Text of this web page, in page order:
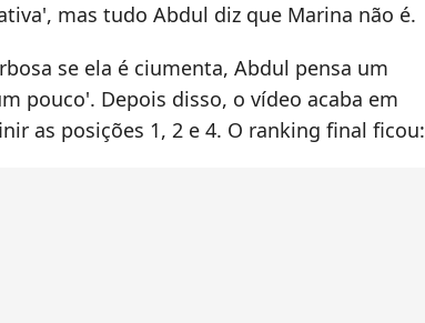
mas tudo Abdul diz que Marina não é.
se ela é ciumenta, Abdul pensa um
pouco'. Depois disso, o vídeo acaba em
as posições 1, 2 e 4. O ranking final ficou: